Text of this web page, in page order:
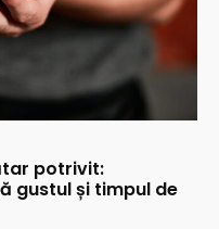
potrivit:
gustul și timpul de